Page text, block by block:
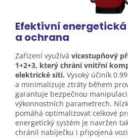
Efektivní
a ochrana
Zařízení využívá vícestupňový
1+2+3, který chrání vnitřní
elektrické síti. Vysoký účiník
a minimalizuje ztráty během
garantuje bezpečnou
výkonnostních parametrech.
pomáhá optimalizovat celkové
energetický systém je navržen
chránil nabíječku i připojená